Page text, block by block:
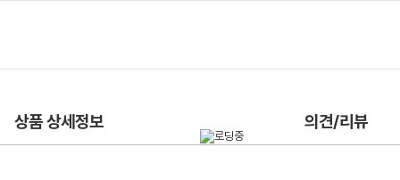
상품 상세정보 의견/리뷰